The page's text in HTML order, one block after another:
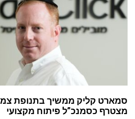
סמארט קליק ממשיך בתנופת
מצטרף כסמנכ”ל פיתוח מקצועי